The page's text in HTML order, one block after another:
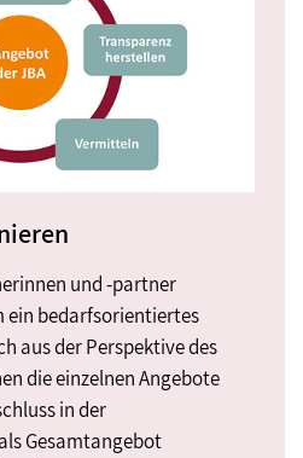
und -partner
ein bedarfsorientiertes
aus der Perspektive des
die einzelnen Angebote
in der
Gesamtangebot